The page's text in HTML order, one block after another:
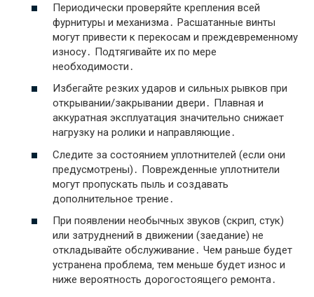
Периодически проверяйте крепления всей
фурнитуры и механизма․ Расшатанные винты
могут привести к перекосам и преждевременному
износу․ Подтягивайте их по мере
необходимости․
Избегайте резких ударов и сильных рывков при
открывании/закрывании двери․ Плавная и
аккуратная эксплуатация значительно снижает
нагрузку на ролики и направляющие․
Следите за состоянием уплотнителей (если они
предусмотрены)․ Поврежденные уплотнители
могут пропускать пыль и создавать
дополнительное трение․
При появлении необычных звуков (скрип‚ стук)
или затруднений в движении (заедание) не
откладывайте обслуживание․ Чем раньше будет
устранена проблема‚ тем меньше будет износ и
ниже вероятность дорогостоящего ремонта․